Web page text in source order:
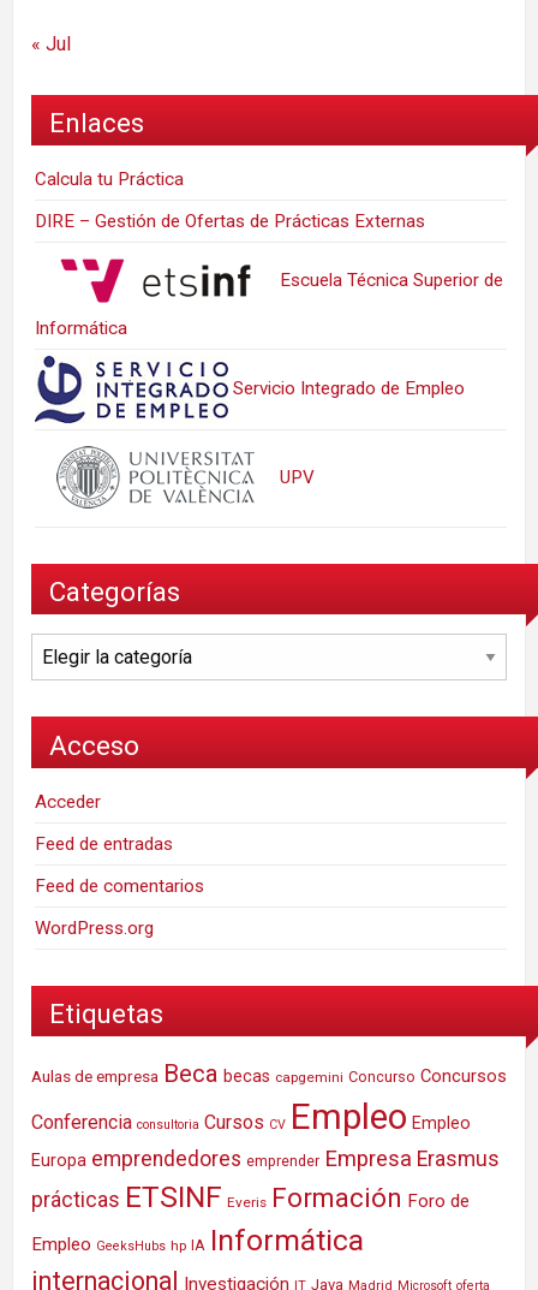
« Jul
Enlaces
Calcula tu Práctica
DIRE – Gestión de Ofertas de Prácticas Externas
Escuela Técnica Superior de
Informática
Servicio Integrado de Empleo
UPV
Categorías
Categorías
Acceso
Acceder
Feed de entradas
Feed de comentarios
WordPress.org
Etiquetas
Aulas de empresa Beca becas capgemini Concurso Concursos
Conferencia consultoria Cursos CV Empleo Empleo
Europa emprendedores emprender Empresa Erasmus
prácticas ETSINF Everis Formación Foro de
Empleo GeeksHubs hp IA Informática
internacional Investigación IT Java Madrid Microsoft oferta